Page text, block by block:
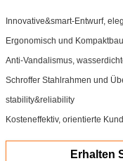
Innovative&smart-Entwurf,
Ergonomisch und
Anti-Vandalismus,
Schroffer Stahlrahmen und
stability&reliability
Kosteneffektiv, orientierte
Erhalten